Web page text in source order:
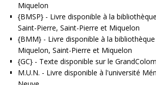
Miquelon
{BMSP} - Livre disponible à la
Saint-Pierre, Saint-Pierre et Miquelon
{BMM} - Livre disponible à la
Miquelon, Saint-Pierre et Miquelon
{GC} - Texte disponible sur le
M.U.N. - Livre disponible à l'université